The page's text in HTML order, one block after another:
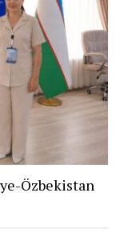
Özbekistan